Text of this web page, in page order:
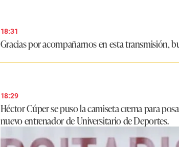
18:31
Gracias por acompañarnos en esta transmisión,
18:29
Héctor Cúper se puso la camiseta crema para
nuevo entrenador de Universitario de Deportes.